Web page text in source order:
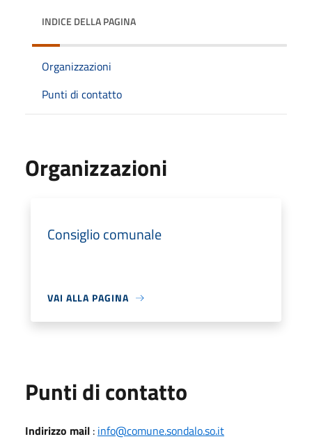
INDICE DELLA PAGINA
Organizzazioni
Punti di contatto
Organizzazioni
Consiglio comunale
VAI ALLA PAGINA
Punti di contatto
Indirizzo mail : info@comune.sondalo.so.it